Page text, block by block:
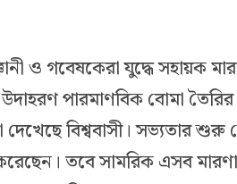
ও গবেষকেরা যুদ্ধে সহায়ক
পারমাণবিক বোমা তৈরির
দেখেছে বিশ্ববাসী। সভ্যতার শুরু
তবে সামরিক এসব